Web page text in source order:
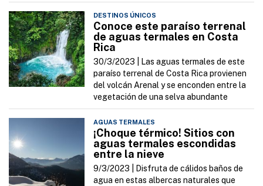
DESTINOS ÚNICOS
Conoce este paraíso terrenal
de aguas termales en Costa
Rica
30/3/2023 |
Las aguas termales de este
paraíso terrenal de Costa Rica provienen
del volcán Arenal y se enconden entre la
vegetación de una selva abundante
AGUAS TERMALES
¡Choque térmico! Sitios con
aguas termales escondidas
entre la nieve
9/3/2023 |
Disfruta de cálidos baños de
agua en estas albercas naturales que